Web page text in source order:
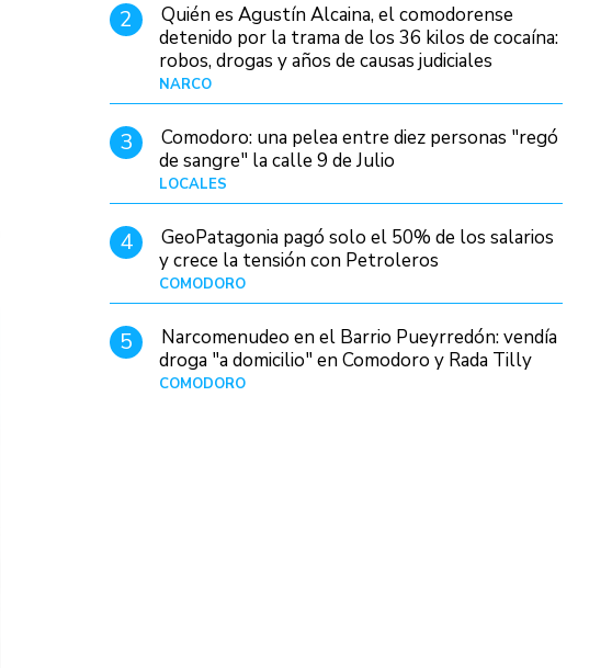
2
Quién es Agustín Alcaina, el comodorense
detenido por la trama de los 36 kilos de cocaína:
robos, drogas y años de causas judiciales
NARCO
3
Comodoro: una pelea entre diez personas "regó
de sangre" la calle 9 de Julio
LOCALES
4
GeoPatagonia pagó solo el 50% de los salarios
y crece la tensión con Petroleros
COMODORO
5
Narcomenudeo en el Barrio Pueyrredón: vendía
droga "a domicilio" en Comodoro y Rada Tilly
COMODORO